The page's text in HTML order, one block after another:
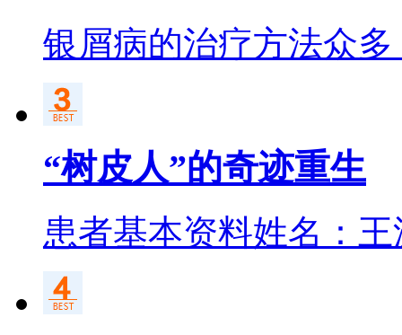
银屑病的治疗方法众多
“树皮人”的奇迹重生
患者基本资料姓名：